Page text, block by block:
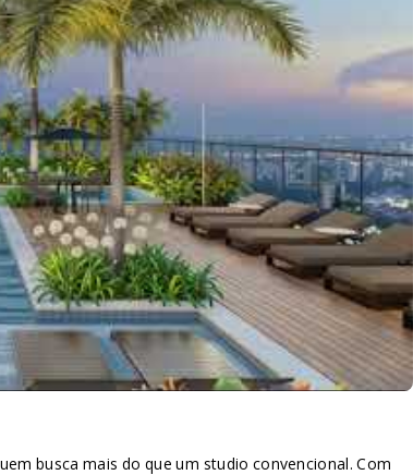
busca mais do que um studio convencional. Com